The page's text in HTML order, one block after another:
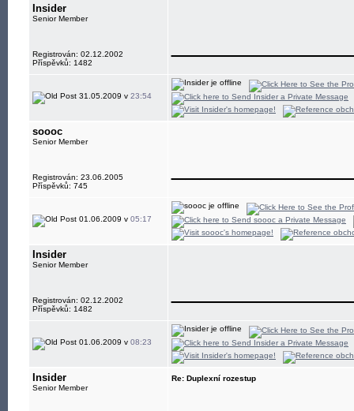
Insider
Senior Member
Registrován: 02.12.2002
Příspěvků: 1482
31.05.2009 v 23:54
soooc
Senior Member
Registrován: 23.06.2005
Příspěvků: 745
01.06.2009 v 05:17
Insider
Senior Member
Registrován: 02.12.2002
Příspěvků: 1482
01.06.2009 v 08:23
Insider
Senior Member
Re: Duplexní rozestup